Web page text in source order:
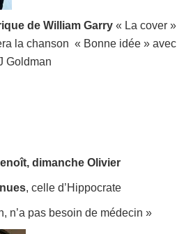
de William Garry« La cover »
la chanson « Bonne idée » avec
Goldman
dimanche Olivier
, celle d’Hippocrate
n’a pas besoin de médecin »